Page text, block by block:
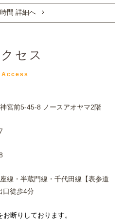
間 詳細へ
セス
Access
宮前5-45-8 ノースアオヤマ2階
線・半蔵門線・千代田線【表参道
口徒歩4分
断りしております。